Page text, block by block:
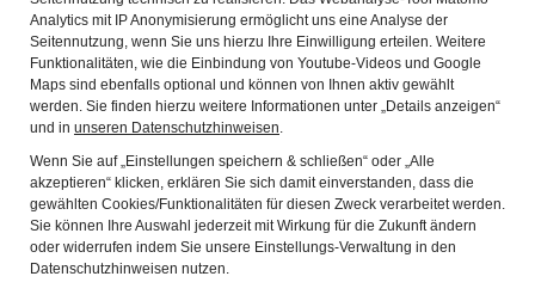
Analytics mit IP Anonymisierung ermöglicht uns eine Analyse der
Seitennutzung, wenn Sie uns hierzu Ihre Einwilligung erteilen. Weitere
Funktionalitäten, wie die Einbindung von Youtube-Videos und Google
Maps sind ebenfalls optional und können von Ihnen aktiv gewählt
werden. Sie finden hierzu weitere Informationen unter „Details anzeigen“
und in unseren Datenschutzhinweisen.
Wenn Sie auf „Einstellungen speichern & schließen“ oder „Alle
akzeptieren“ klicken, erklären Sie sich damit einverstanden, dass die
gewählten Cookies/Funktionalitäten für diesen Zweck verarbeitet werden.
Sie können Ihre Auswahl jederzeit mit Wirkung für die Zukunft ändern
oder widerrufen indem Sie unsere Einstellungs-Verwaltung in den
Datenschutzhinweisen nutzen.
Pressemitteilungen
Hier finden Sie alle vom BIBEL MUSEUM BAYERN und
vom Bibelzentrum Bayern herausgegebenen
Pressemeldungen.